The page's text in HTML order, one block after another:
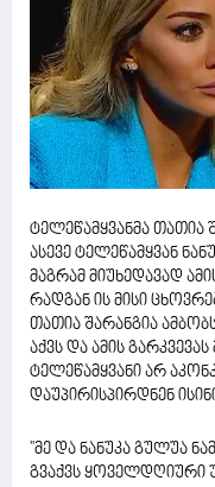
ტელეწამყვანმა თათია
ასევე ტელეწამყვან
მაგრამ მიუხედავად
რადგან ის მისი
თათია შარანგია
აქვს და ამის
ტელეწამყვანი არ
დაუპირისპირდნენ
''მე და ნანუკა გულუა
გვაქვს ყოველდღიური